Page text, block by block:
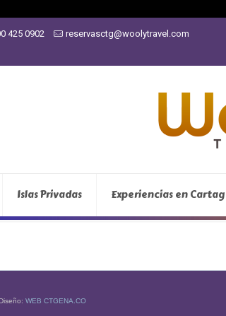
425 0902
reservasctg@woolytravel.com
Islas Privadas Experiencias en
WEB CTGENA.CO